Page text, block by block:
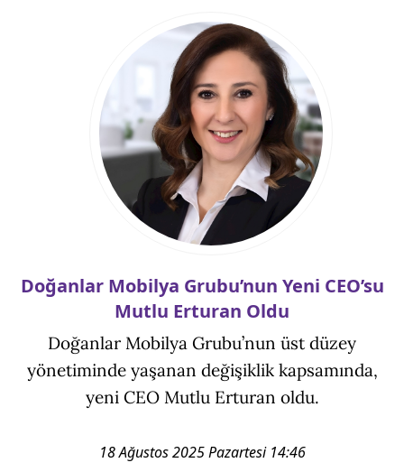
Doğanlar Mobilya Grubu’nun Yeni CEO’su
Mutlu Erturan Oldu
Doğanlar Mobilya Grubu’nun üst düzey
yönetiminde yaşanan değişiklik kapsamında,
yeni CEO Mutlu Erturan oldu.
18 Ağustos 2025 Pazartesi 14:46